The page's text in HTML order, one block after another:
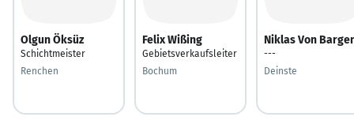
Olgun Öksüz
Schichtmeister
Renchen
Felix Wißing
Gebietsverkaufsleiter
Bochum
Niklas Von
---
Deinste